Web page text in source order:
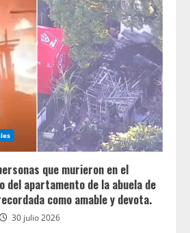
que murieron en el
del apartamento de la abuela de
como amable y devota.
30 julio 2026